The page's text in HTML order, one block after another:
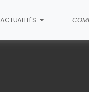
ACTUALITÉS